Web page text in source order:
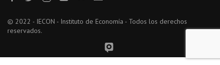
© 2022 - IECON - Instituto de Economía - Todos los derechos
reservados.